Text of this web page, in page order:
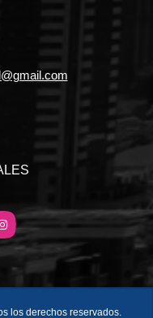
los derechos reservados.